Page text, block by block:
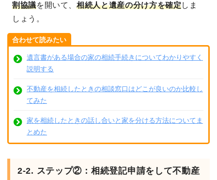
割協議を開いて、相続人と遺産の分け方を確定しま
しょう。
合わせて読みたい
遺言書がある場合の家の相続手続きについてわかりやすく
説明する
不動産を相続したときの相談窓口はどこが良いのか比較し
てみた
家を相続したときの話し合いと家を分ける方法についてま
とめた
2-2. ステップ②：相続登記申請をして不動産